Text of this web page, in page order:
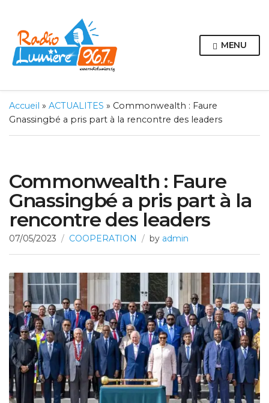
MENU
Accueil » ACTUALITES » Commonwealth : Faure
Gnassingbé a pris part à la rencontre des leaders
Commonwealth : Faure
Gnassingbé a pris part à la
rencontre des leaders
07/05/2023 COOPERATION by admin